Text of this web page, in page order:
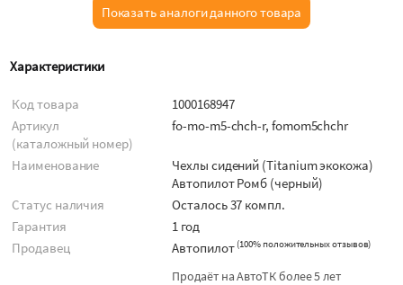
Показать аналоги данного товара
Характеристики
Код товара
1000168947
Артикул
(каталожный номер)
fo-mo-m5-chch-r, fomom5chchr
Наименование
Чехлы сидений (Titanium экокожа)
Автопилот Ромб (черный)
Статус наличия
Осталось 37 компл.
Гарантия
1 год
Продавец
Автопилот (100% положительных отзывов)
Продаёт на АвтоТК более 5 лет